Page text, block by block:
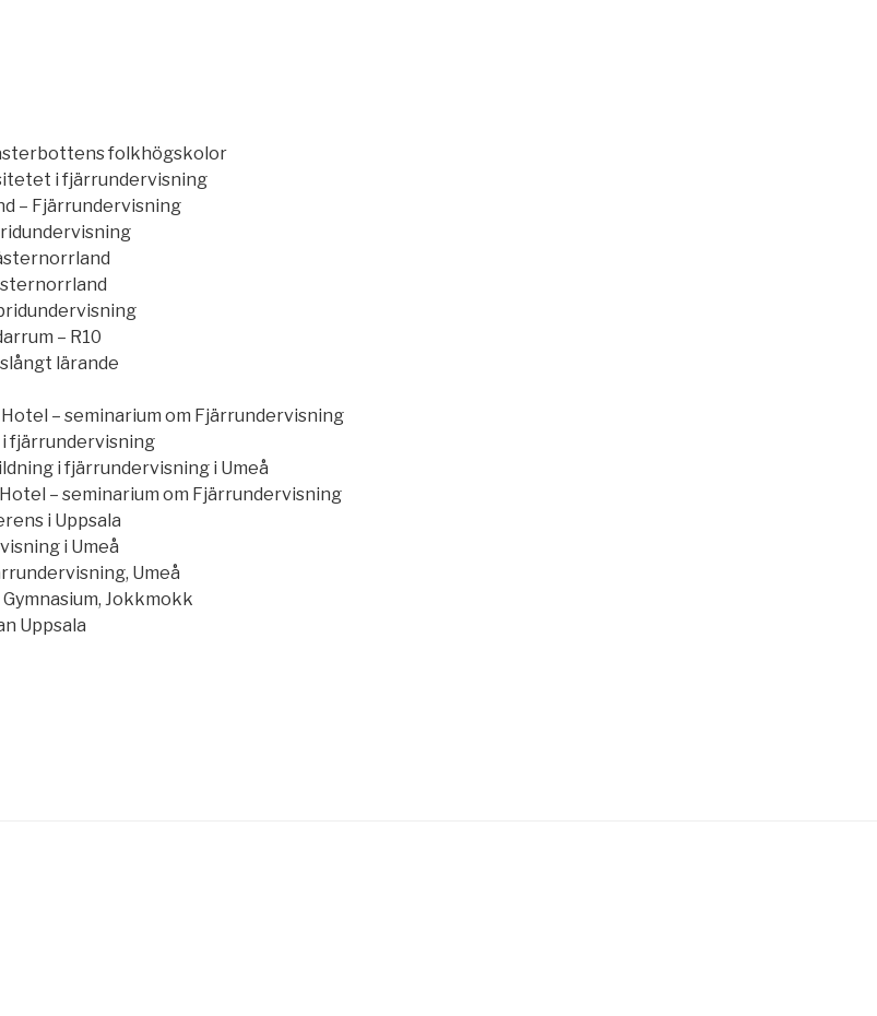
folkhögskolor
i fjärrundervisning
– Fjärrundervisning
– R10
lärande
– seminarium om Fjärrundervisning
fjärrundervisning
i fjärrundervisning i Umeå
– seminarium om Fjärrundervisning
i Uppsala
i Umeå
Umeå
Jokkmokk
Uppsala